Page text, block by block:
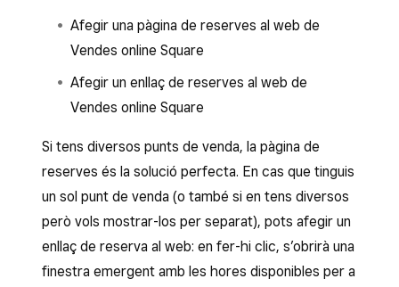
Afegir una pàgina de reserves al web de
Vendes online Square
Afegir un enllaç de reserves al web de
Vendes online Square
Si tens diversos punts de venda, la pàgina de
reserves és la solució perfecta. En cas que tinguis
un sol punt de venda (o també si en tens diversos
però vols mostrar-los per separat), pots afegir un
enllaç de reserva al web: en fer-hi clic, s’obrirà una
finestra emergent amb les hores disponibles per a